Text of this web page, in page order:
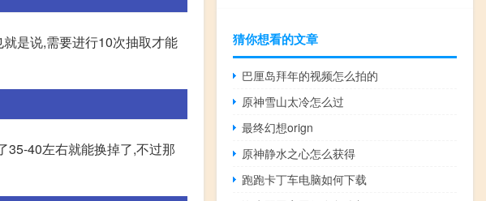
是说,需要进行10次抽取才能
35-40左右就能换掉了,不过那
猜你想看的文章
巴厘岛拜年的视频怎么拍的
原神雪山太冷怎么过
最终幻想orign
原神静水之心怎么获得
跑跑卡丁车电脑如何下载